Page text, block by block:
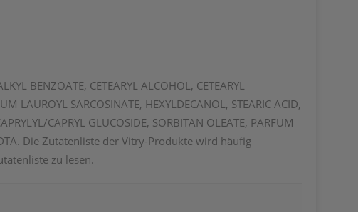
BENZOATE, CETEARYL ALCOHOL, CETEARYL
LAUROYL SARCOSINATE, HEXYLDECANOL, STEARIC ACID,
CAPRYL GLUCOSIDE, SORBITAN OLEATE, PARFUM
EDTA. Die Zutatenliste der Vitry-Produkte wird häufig
zu lesen.